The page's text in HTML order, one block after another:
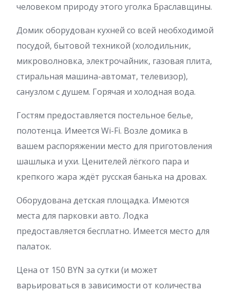
человеком природу этого уголка Браславщины.
Домик оборудован кухней со всей необходимой
посудой, бытовой техникой (холодильник,
микроволновка, электрочайник, газовая плита,
стиральная машина-автомат, телевизор),
санузлом с душем. Горячая и холодная вода.
Гостям предоставляется постельное белье,
полотенца. Имеется Wi-Fi. Возле домика в
вашем распоряжении место для приготовления
шашлыка и ухи. Ценителей лёгкого пара и
крепкого жара ждёт русская банька на дровах.
Оборудована детская площадка. Имеются
места для парковки авто. Лодка
предоставляется бесплатно. Имеется место для
палаток.
Цена от 150 BYN за сутки (и может
варьироваться в зависимости от количества